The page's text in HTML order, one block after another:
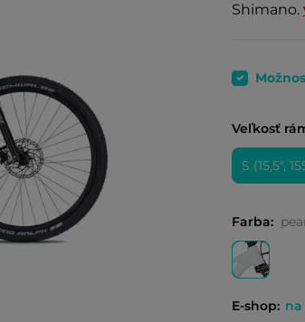
Shimano.
Veľkosť
S (15,5",
Farba:
E-shop: na